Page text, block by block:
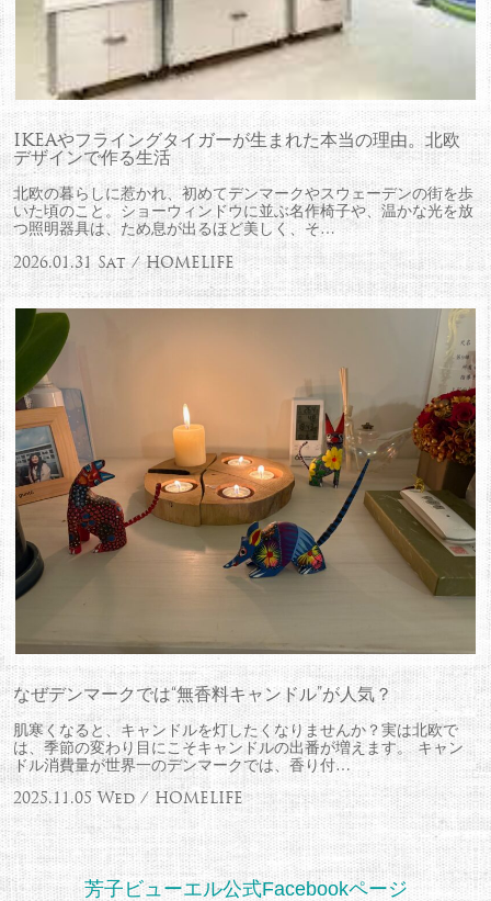
IKEAやフライングタイガーが生まれた本当の理由。北欧
デザインで作る生活
北欧の暮らしに惹かれ、初めてデンマークやスウェーデンの街を歩
いた頃のこと。ショーウィンドウに並ぶ名作椅子や、温かな光を放
つ照明器具は、ため息が出るほど美しく、そ…
2026.01.31 Sat / HOMELIFE
なぜデンマークでは“無香料キャンドル”が人気？
肌寒くなると、キャンドルを灯したくなりませんか？実は北欧で
は、季節の変わり目にこそキャンドルの出番が増えます。 キャン
ドル消費量が世界一のデンマークでは、香り付…
2025.11.05 Wed / HOMELIFE
芳子ビューエル公式Facebookページ